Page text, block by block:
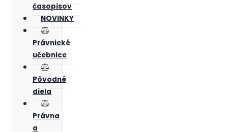
časopisov
NOVINKY
Právnické
učebnice
Pôvodné
diela
Právna
a